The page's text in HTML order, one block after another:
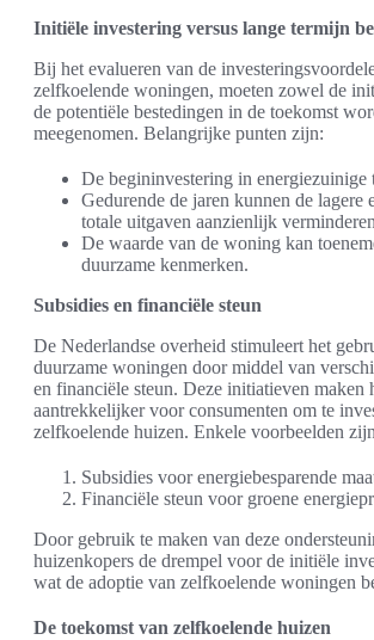
Initiële investering versus lange termijn
Bij het evalueren van de
zelfkoelende woningen, moeten zowel de
de potentiële bestedingen in de toekomst
meegenomen. Belangrijke punten zijn:
De begininvestering in energiezuinige
Gedurende de jaren kunnen de lagere
totale uitgaven aanzienlijk
De waarde van de woning kan
duurzame kenmerken.
Subsidies en financiële steun
De Nederlandse overheid stimuleert het
duurzame woningen door middel van
en financiële steun. Deze initiatieven maken
aantrekkelijker voor consumenten om te
zelfkoelende huizen. Enkele voorbeelden
Subsidies voor energiebesparende
Financiële steun voor groene
Door gebruik te maken van deze
huizenkopers de drempel voor de initiële
wat de adoptie van zelfkoelende woningen
De toekomst van zelfkoelende huizen